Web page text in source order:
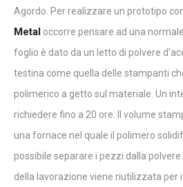
Agordo. Per realizzare un prototipo
Metal occorre pensare ad una
foglio è dato da un letto di polvere
testina come quella delle stampanti
polimerico a getto sul materiale. Un
richiedere fino a 20 ore. Il volume
una fornace nel quale il polimero
possibile separare i pezzi dalla
della lavorazione viene riutilizzata per